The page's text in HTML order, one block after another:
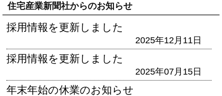
住宅産業新聞社からのお知らせ
採用情報を更新しました
2025年12月11日
採用情報を更新しました
2025年07月15日
年末年始の休業のお知らせ